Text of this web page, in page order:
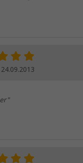
24.09.2013